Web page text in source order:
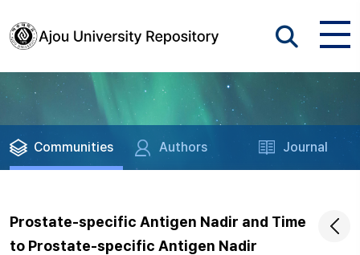
Communities Authors Journal
Prostate-specific Antigen Nadir and Time
to Prostate-specific Antigen Nadir